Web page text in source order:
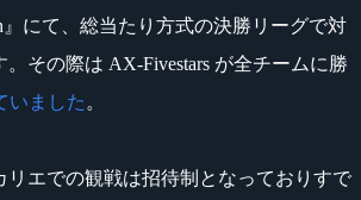
』にて、総当たり方式の決勝リーグで対
その際は AX-Fivestars が全チームに勝
いました。
リエでの観戦は招待制となっておりすで